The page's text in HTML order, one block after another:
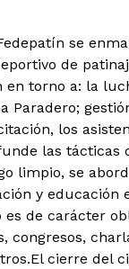
se
de
en torno a: la
Paradero;
los
las tácticas
limpio, se
y educación
de carácter
El cierre del